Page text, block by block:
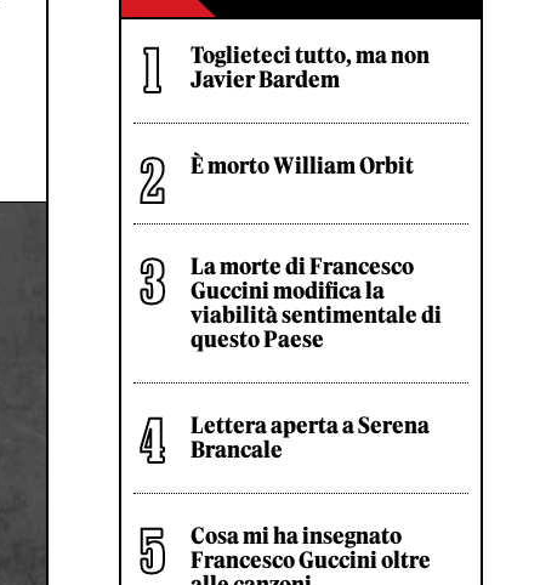
Toglieteci tutto, ma non
Javier Bardem
È morto William Orbit
La morte di Francesco
Guccini modifica la
viabilità sentimentale di
questo Paese
Lettera aperta a Serena
Brancale
Cosa mi ha insegnato
Francesco Guccini oltre